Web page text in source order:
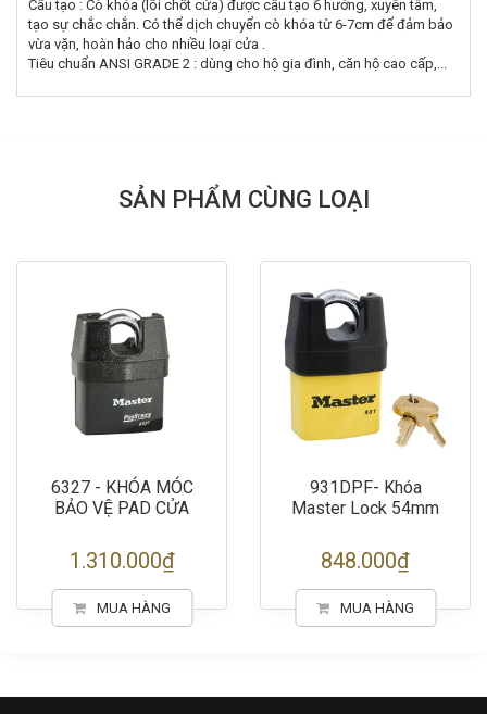
Cấu tạo : Cò khóa (lõi chốt cửa) được cấu tạo 6 hướng, xuyên tâm,
tạo sự chắc chắn. Có thể dịch chuyển cò khóa từ 6-7cm để đảm bảo
vừa vặn, hoàn hảo cho nhiều loại cửa .
Tiêu chuẩn ANSI GRADE 2 : dùng cho hộ gia đình, căn hộ cao cấp,...
SẢN PHẨM CÙNG LOẠI
6327 - KHÓA MÓC
BẢO VỆ PAD CỬA
1.310.000₫
MUA HÀNG
931DPF- Khóa
Master Lock 54mm
848.000₫
MUA HÀNG